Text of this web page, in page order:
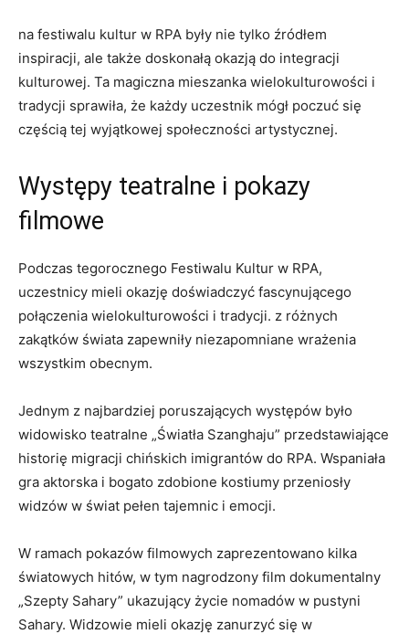
‍na festiwalu kultur w RPA były nie tylko ‍źródłem‌
inspiracji, ale także doskonałą okazją do​ integracji
kulturowej. Ta magiczna mieszanka wielokulturowości ⁤i
tradycji⁤ sprawiła,⁢ że każdy uczestnik mógł poczuć się
częścią tej wyjątkowej⁤ społeczności artystycznej.
Występy‍ teatralne ⁣i pokazy
filmowe
Podczas​ tegorocznego Festiwalu Kultur w‌ RPA,
uczestnicy⁤ mieli⁣ okazję doświadczyć fascynującego
połączenia wielokulturowości i tradycji.⁣ z różnych
zakątków świata zapewniły ⁤niezapomniane⁣ wrażenia
wszystkim obecnym.
Jednym​ z‍ najbardziej poruszających występów⁤ było
widowisko teatralne „Światła Szanghaju” przedstawiające
⁤historię ‌migracji⁢ chińskich imigrantów‌ do RPA.​ Wspaniała‍
gra‍ aktorska⁢ i bogato zdobione ‍kostiumy⁣ przeniosły‍
widzów w świat pełen tajemnic ⁤i emocji.
W ramach pokazów‌ filmowych zaprezentowano kilka
⁤światowych ⁤hitów,⁣ w ⁣tym nagrodzony film dokumentalny
„Szepty Sahary” ukazujący życie nomadów w ⁤pustyni
Sahary. Widzowie mieli ​okazję zanurzyć się ​w​